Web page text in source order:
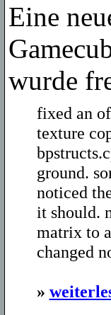
Eine
wurde
fixed an
texture
ground.
noticed
it should.
matrix to
changed
»